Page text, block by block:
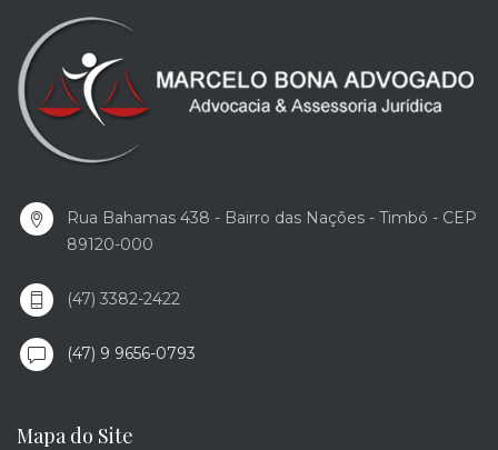
Rua Bahamas 438 - Bairro das Nações - Timbó - CEP
89120-000
(47) 3382-2422
(47) 9 9656-0793
Mapa do Site